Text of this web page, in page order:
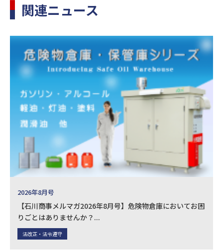
関連ニュース
2026年8月号
【石川商事メルマガ2026年8月号】危険物倉庫においてお困
りごとはありませんか？...
法改正・法令遵守